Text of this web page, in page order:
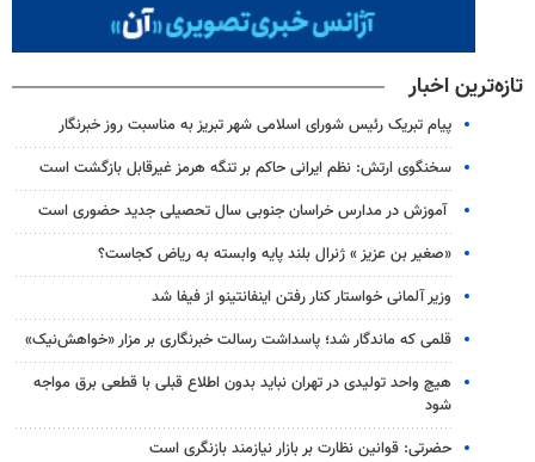
تازه‌ترین اخبار
پیام تبریک رئیس شورای اسلامی شهر تبریز به مناسبت روز خبرنگار
سخنگوی ارتش: نظم ایرانی حاکم بر تنگه هرمز غیرقابل بازگشت است
آموزش در مدارس خراسان جنوبی سال تحصیلی جدید حضوری است
«صغیر بن عزیز » ژنرال بلند پایه وابسته به ریاض کجاست؟
وزیر آلمانی خواستار کنار رفتن اینفانتینو از فیفا شد
قلمی که ماندگار شد؛ پاسداشت رسالت خبرنگاری بر مزار «خواهش‌نیک»
هیچ واحد تولیدی در تهران نباید بدون اطلاع قبلی با قطعی برق مواجه
شود
حضرتی: قوانین نظارت بر بازار نیازمند بازنگری است